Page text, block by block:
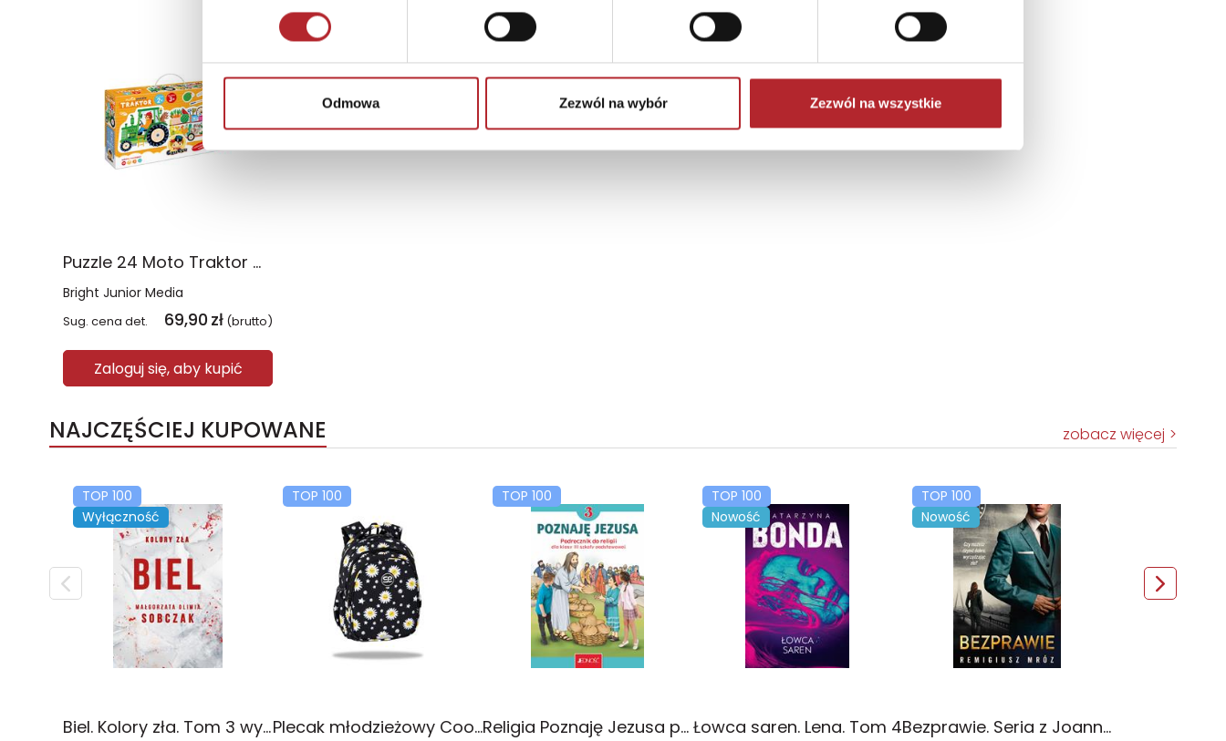
Odmowa Zezwól na wybór Zezwól na wszystkie
Puzzle 24 Moto Traktor CzuCzu
Bright Junior Media
Sug. cena det. 69,90 zł (brutto)
Zaloguj się, aby kupić
NAJCZĘŚCIEJ KUPOWANE zobacz więcej
TOP 100
Wyłączność
Biel. Kolory zła. Tom 3 wyd. 2025
TOP 100
Plecak młodzieżowy Coolpack Jerry Daisy Black
TOP 100
Religia Poznaję Jezusa podręcznik dla klasy 3 szkoły podstawowej
TOP 100
Nowość
Łowca saren. Lena. Tom 4
TOP 100
Nowość
Bezprawie. Seria z Joanną Chyłką. Tom 20